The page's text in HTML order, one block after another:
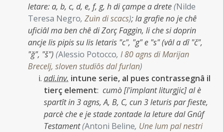
letare: a, b, c, d, e, f, g, h di çampe a drete(Nilde
Teresa Negro, Zuìn di scacs);la grafie no je chê
uficiâl ma ben chê di Zorç Faggin, li che si doprin
ancje lis pipis su lis letaris "c", "g" e "s" (vâl a dî "č",
"ğ", "š") (Alessio Potocco, I 80 agns di Marijan
Brecelj, sloven studiôs dal furlan)
adi.inv. intune serie, al pues contrassegnâ il
tierç element: cumò [l'implant liturgjic] al è
spartît in 3 agns, A, B, C, cun 3 leturis par fieste,
parcè che e je stade zontade la leture dal Gnûf
Testament(Antoni Beline, Une lum pal nestri